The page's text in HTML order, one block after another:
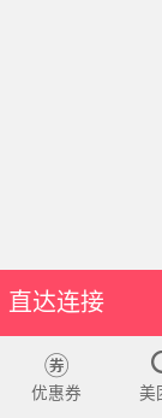
直达连接
优惠券 美